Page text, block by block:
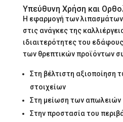
Υπεύθυνη Χρήση και
Η εφαρμογή των λιπασμάτων
στις ανάγκες της
ιδιαιτερότητες του
των θρεπτικών προϊόντων
Στη βέλτιστη αξιοποίηση
στοιχείων
Στη μείωση των απωλειών
Στην προστασία του